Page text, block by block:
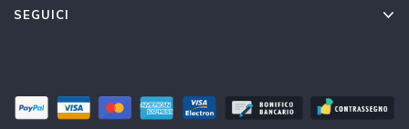
SEGUICI